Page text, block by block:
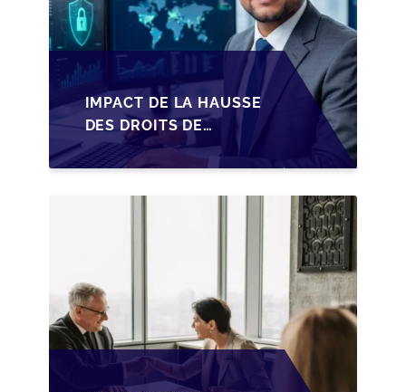
IMPACT DE LA HAUSSE
DES DROITS DE
SUCCESSION EN
WALLONIE SUR LA
TRANSMISSION